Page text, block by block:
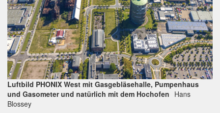
Luftbild PHONIX West mit Gasgebläsehalle, Pumpenhaus
und Gasometer und natürlich mit dem Hochofen Hans
Blossey